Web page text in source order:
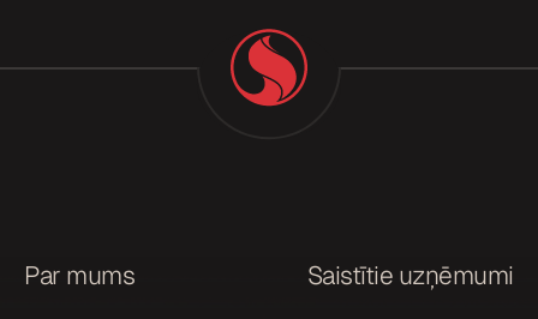
P
k
a
Par mums Saistītie uzņēmumi